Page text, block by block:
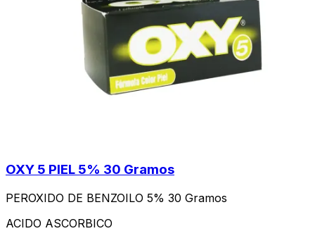
OXY 5 PIEL 5% 30 Gramos
PEROXIDO DE BENZOILO 5% 30 Gramos
ACIDO ASCORBICO